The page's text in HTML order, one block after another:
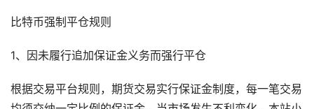
比特币强制平仓规则
1、因未履行追加保证金义务而强行平仓
根据交易平台规则，期货交易实行保证金制度，每一笔交易